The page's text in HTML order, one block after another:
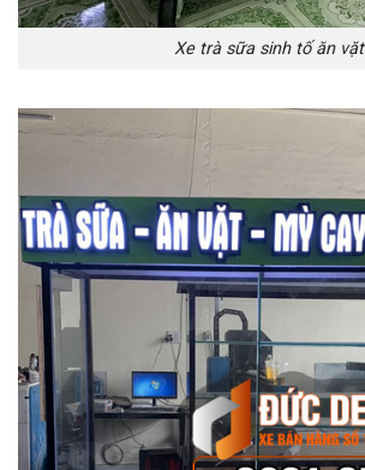
Xe trà sữa sinh tố ăn vặt